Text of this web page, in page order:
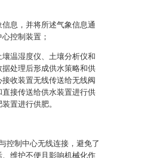
息，并将所述气象信息通
控制装置；
温湿度仪、土壤分析仪和
处理后形成供水策略和供
收装置无线传送给无线阀
接传送给供水装置进行供
置进行供肥。
控制中心无线连接，避免了
维护不便且影响机械化作